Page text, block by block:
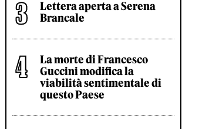
Lettera aperta a Serena
Brancale
La morte di Francesco
Guccini modifica la
viabilità sentimentale di
questo Paese